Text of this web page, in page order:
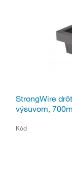
StrongWire
výsuvom,
Kód